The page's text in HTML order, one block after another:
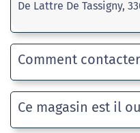
De Lattre De Tassigny,
Comment
Ce magasin est il